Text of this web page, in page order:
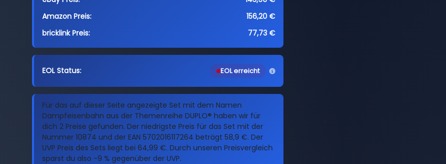
Amazon Preis:
156,20 €
bricklink Preis:
77,73 €
EOL Status: EOL erreicht
Für das auf dieser Seite angezeigte Set mit dem Namen
Dampfeisenbahn aus der Themenreihe DUPLO® haben wir für
dich 2 Preise gefunden. Der niedrigste Preis für das Set mit der
Nummer 10874 und der EAN 5702016117264 beträgt 58,9 €. Der
UVP Preis des Sets liegt bei 64,99 €. Durch unseren Preisvergleich
sparst du also -9 % gegenüber der UVP.